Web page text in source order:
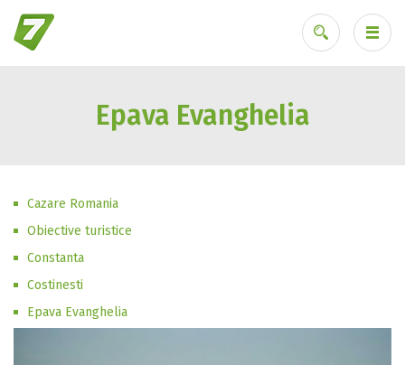
Ai uitat parola?
Epava Evanghelia
Cazare Romania
Obiective turistice
Constanta
Costinesti
Epava Evanghelia